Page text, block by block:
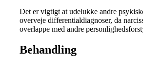
Det er vigtigt at udelukke andre
overveje differentialdiagnoser, da
overlappe med andre
Behandling